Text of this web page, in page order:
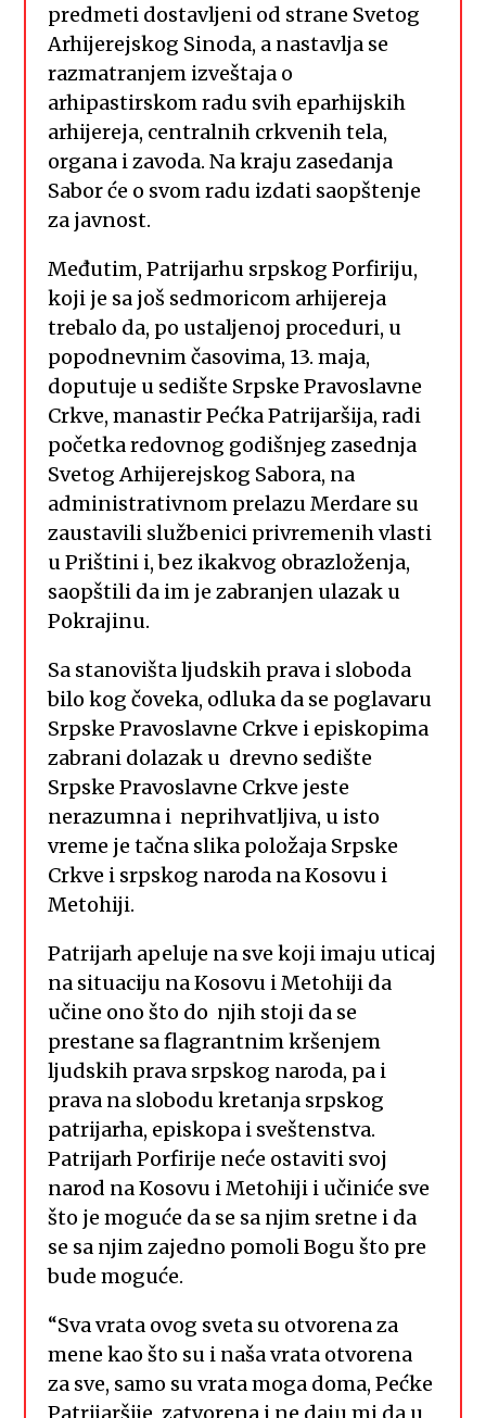
predmeti dostavljeni od strane Svetog
Arhijerejskog Sinoda, a nastavlja se
razmatranjem izveštaja o
arhipastirskom radu svih eparhijskih
arhijereja, centralnih crkvenih tela,
organa i zavoda. Na kraju zasedanja
Sabor će o svom radu izdati saopštenje
za javnost.
Međutim, Patrijarhu srpskog Porfiriju,
koji je sa još sedmoricom arhijereja
trebalo da, po ustaljenoj proceduri, u
popodnevnim časovima, 13. maja,
doputuje u sedište Srpske Pravoslavne
Crkve, manastir Pećka Patrijaršija, radi
početka redovnog godišnjeg zasednja
Svetog Arhijerejskog Sabora, na
administrativnom prelazu Merdare su
zaustavili službenici privremenih vlasti
u Prištini i, bez ikakvog obrazloženja,
saopštili da im je zabranjen ulazak u
Pokrajinu.
Sa stanovišta ljudskih prava i sloboda
bilo kog čoveka, odluka da se poglavaru
Srpske Pravoslavne Crkve i episkopima
zabrani dolazak u drevno sedište
Srpske Pravoslavne Crkve jeste
nerazumna i neprihvatljiva, u isto
vreme je tačna slika položaja Srpske
Crkve i srpskog naroda na Kosovu i
Metohiji.
Patrijarh apeluje na sve koji imaju uticaj
na situaciju na Kosovu i Metohiji da
učine ono što do njih stoji da se
prestane sa flagrantnim kršenjem
ljudskih prava srpskog naroda, pa i
prava na slobodu kretanja srpskog
patrijarha, episkopa i sveštenstva.
Patrijarh Porfirije neće ostaviti svoj
narod na Kosovu i Metohiji i učiniće sve
što je moguće da se sa njim sretne i da
se sa njim zajedno pomoli Bogu što pre
bude moguće.
“Sva vrata ovog sveta su otvorena za
mene kao što su i naša vrata otvorena
za sve, samo su vrata moga doma, Pećke
Patrijaršije, zatvorena i ne daju mi da u